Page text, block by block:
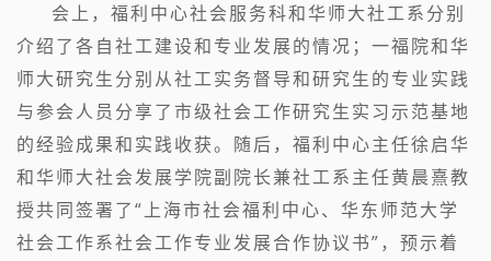
会上，福利中心社会服务科和华师大社工系分别
介绍了各自社工建设和专业发展的情况；一福院和华
师大研究生分别从社工实务督导和研究生的专业实践
与参会人员分享了市级社会工作研究生实习示范基地
的经验成果和实践收获。随后，福利中心主任徐启华
和华师大社会发展学院副院长兼社工系主任黄晨熹教
授共同签署了“上海市社会福利中心、华东师范大学
社会工作系社会工作专业发展合作协议书”，预示着